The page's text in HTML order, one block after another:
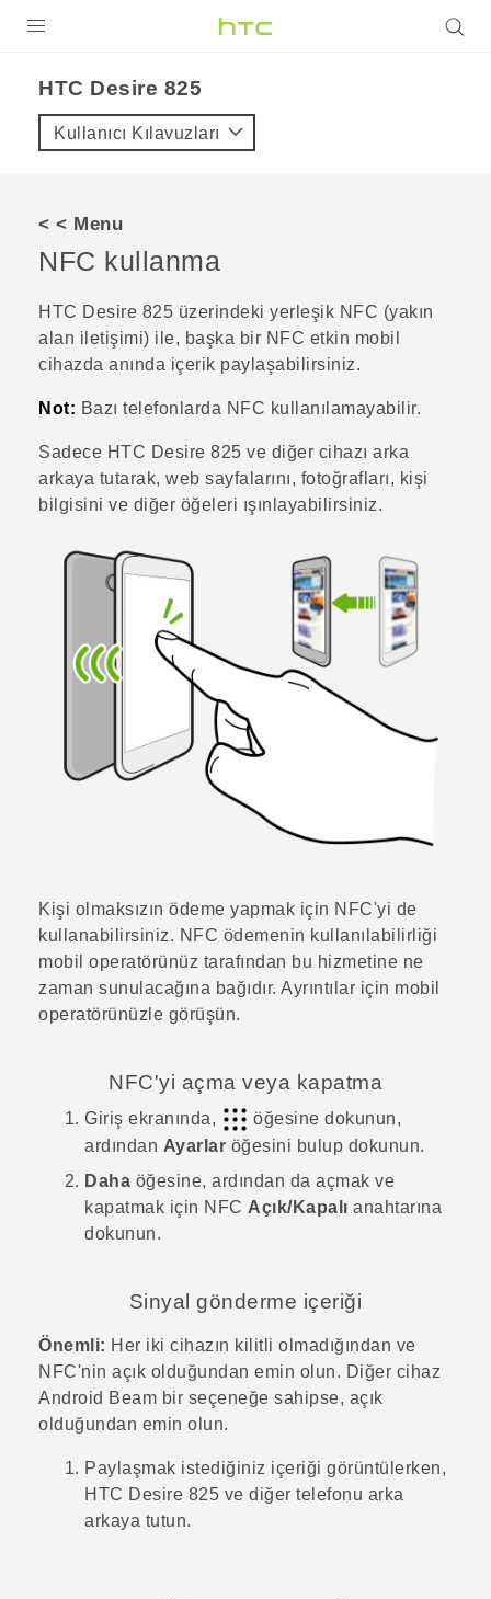
VIVE
VIVERSE
DESTEK
HTC Desire 825‎
Kullanıcı Kılavuzları
< < Menu
NFC kullanma
HTC Desire 825 üzerindeki yerleşik NFC (yakın
alan iletişimi) ile, başka bir NFC etkin mobil
cihazda anında içerik paylaşabilirsiniz.
Not: Bazı telefonlarda NFC kullanılamayabilir.
Sadece HTC Desire 825 ve diğer cihazı arka
arkaya tutarak, web sayfalarını, fotoğrafları, kişi
bilgisini ve diğer öğeleri ışınlayabilirsiniz.
Kişi olmaksızın ödeme yapmak için NFC'yi de
kullanabilirsiniz. NFC ödemenin kullanılabilirliği
mobil operatörünüz tarafından bu hizmetine ne
zaman sunulacağına bağıdır. Ayrıntılar için mobil
operatörünüzle görüşün.
NFC'yi açma veya kapatma
Giriş ekranında,
öğesine dokunun,
ardından Ayarlar öğesini bulup dokunun.
Daha öğesine, ardından da açmak ve
kapatmak için NFC Açık/Kapalı anahtarına
dokunun.
Sinyal gönderme içeriği
Önemli: Her iki cihazın kilitli olmadığından ve
NFC'nin açık olduğundan emin olun. Diğer cihaz
Android Beam bir seçeneğe sahipse, açık
olduğundan emin olun.
Paylaşmak istediğiniz içeriği görüntülerken,
HTC Desire 825 ve diğer telefonu arka
arkaya tutun.